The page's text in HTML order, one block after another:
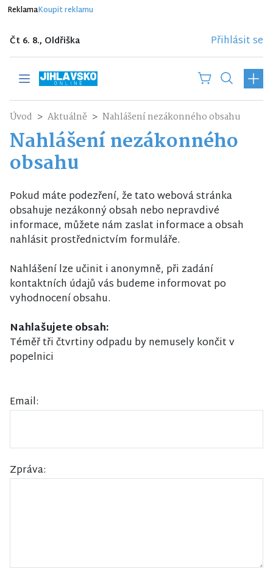
ReklamaKoupit reklamu
Čt 6. 8., Oldřiška Přihlásit se
Úvod Aktuálně Nahlášení nezákonného obsahu
Nahlášení nezákonného
obsahu
Pokud máte podezření, že tato webová stránka
obsahuje nezákonný obsah nebo nepravdivé
informace, můžete nám zaslat informace a obsah
nahlásit prostřednictvím formuláře.
Nahlášení lze učinit i anonymně, při zadání
kontaktních údajů vás budeme informovat po
vyhodnocení obsahu.
Nahlašujete obsah:
Téměř tři čtvrtiny odpadu by nemusely končit v
popelnici
Email:
Zpráva: